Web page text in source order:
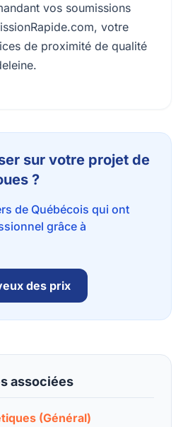
vos soumissions
votre
de proximité de qualité
sur votre projet de
?
de Québécois qui ont
grâce à
des prix
associées
(Général)